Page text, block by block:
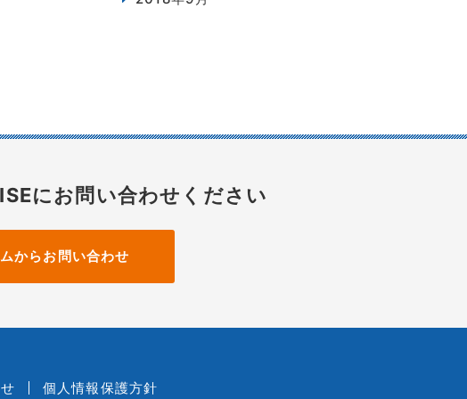
にお問い合わせください
からお問い合わせ
個人情報保護方針